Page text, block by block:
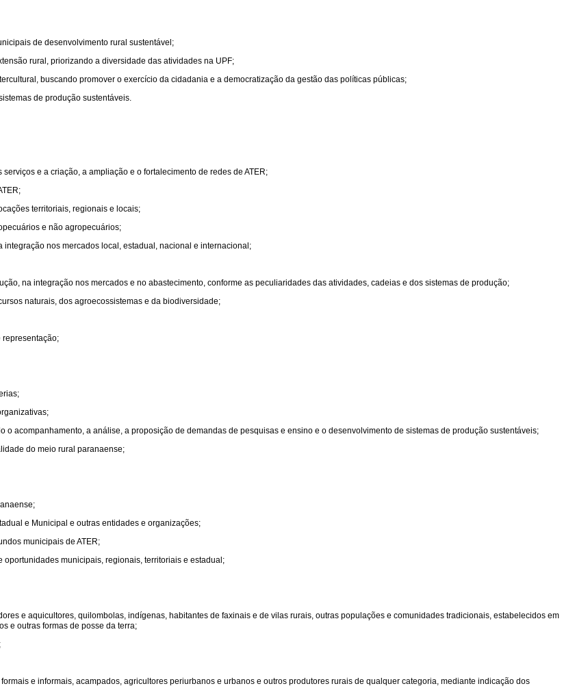
de desenvolvimento rural sustentável;
rural, priorizando a diversidade das atividades na UPF;
buscando promover o exercício da cidadania e a democratização da gestão das políticas públicas;
de produção sustentáveis.
e a criação, a ampliação e o fortalecimento de redes de ATER;
territoriais, regionais e locais;
e não agropecuários;
nos mercados local, estadual, nacional e internacional;
na integração nos mercados e no abastecimento, conforme as peculiaridades das atividades, cadeias e dos sistemas de produção;
naturais, dos agroecossistemas e da biodiversidade;
representação;
acompanhamento, a análise, a proposição de demandas de pesquisas e ensino e o desenvolvimento de sistemas de produção sustentáveis;
do meio rural paranaense;
e Municipal e outras entidades e organizações;
municipais de ATER;
municipais, regionais, territoriais e estadual;
e aquicultores, quilombolas, indígenas, habitantes de faxinais e de vilas rurais, outras populações e comunidades tradicionais, estabelecidos em
e outras formas de posse da terra;
e informais, acampados, agricultores periurbanos e urbanos e outros produtores rurais de qualquer categoria, mediante indicação dos